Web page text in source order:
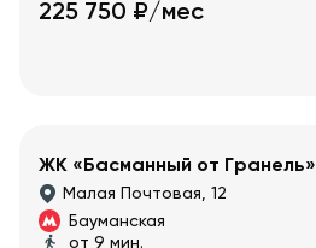
225 750 ₽/мес
ЖК «Басманный от Гранель»
Малая Почтовая, 12
Бауманская
от 9 мин.